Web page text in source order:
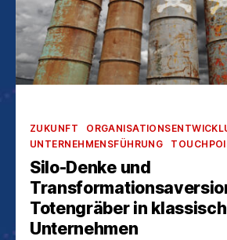
Kategorien
ZUKUNFT
UNTERNEHMENSFÜHRUNG
Silo-Denke und
Totengräber in
Unternehmen